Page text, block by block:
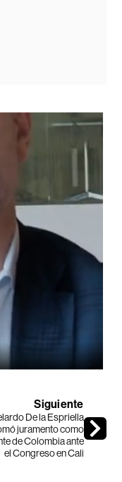
Siguiente
De la Espriella
juramento como
de Colombia ante
el Congreso en Cali